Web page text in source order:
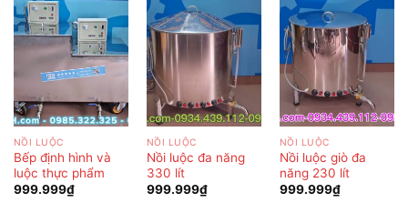
NỒI LUỘC
Bếp định hình và
luộc thực phẩm
999.999₫
NỒI LUỘC
Nồi luộc đa năng
330 lít
999.999₫
NỒI LUỘC
Nồi luộc giò đa
năng 230 lít
999.999₫